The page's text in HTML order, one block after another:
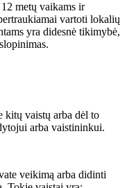
metų vaikams ir
vartoti lokalių
yra didesnė tikimybė,
kitų vaistų arba dėl to
arba vaistininkui.
veikimą arba didinti